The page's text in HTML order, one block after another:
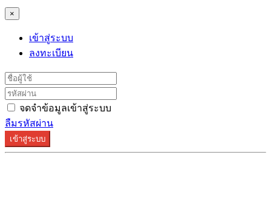
×
เข้าสู่ระบบ
ลงทะเบียน
จดจำข้อมูลเข้าสู่ระบบ
ลืมรหัสผ่าน
เข้าสู่ระบบ